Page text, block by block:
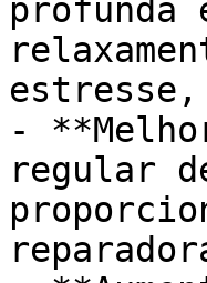
profunda
estresse,
-
regular